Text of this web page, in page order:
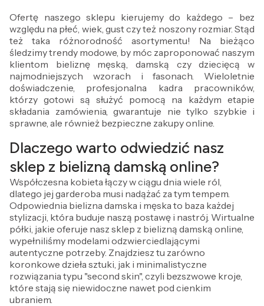
Ofertę naszego sklepu kierujemy do każdego – bez
względu na płeć, wiek, gust czy też noszony rozmiar. Stąd
też taka różnorodność asortymentu! Na bieżąco
śledzimy trendy modowe, by móc zaproponować naszym
klientom bieliznę męską, damską czy dziecięcą w
najmodniejszych wzorach i fasonach. Wieloletnie
doświadczenie, profesjonalna kadra pracowników,
którzy gotowi są służyć pomocą na każdym etapie
składania zamówienia, gwarantuje nie tylko szybkie i
sprawne, ale również bezpieczne zakupy online.
Dlaczego warto odwiedzić nasz
sklep z bielizną damską online?
Współczesna kobieta łączy w ciągu dnia wiele ról,
dlatego jej garderoba musi nadążać za tym tempem.
Odpowiednia bielizna damska i męska to baza każdej
stylizacji, która buduje naszą postawę i nastrój. Wirtualne
półki, jakie oferuje nasz sklep z bielizną damską online,
wypełniliśmy modelami odzwierciedlającymi
autentyczne potrzeby. Znajdziesz tu zarówno
koronkowe dzieła sztuki, jak i minimalistyczne
rozwiązania typu "second skin", czyli bezszwowe kroje,
które stają się niewidoczne nawet pod cienkim
ubraniem.